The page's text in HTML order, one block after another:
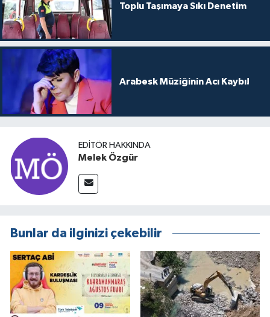
Toplu Taşımaya Sıkı Denetim
Arabesk Müziğinin Acı Kaybı!
EDITÖR HAKKINDA
Melek Özgür
Bunlar da ilginizi çekebilir